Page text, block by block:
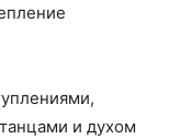
и духом